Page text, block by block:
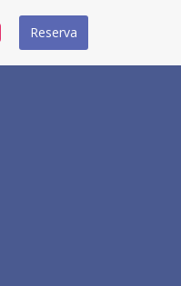
Reserva